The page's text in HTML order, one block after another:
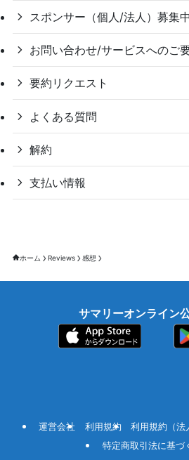
スポンサー（個人/法人）募集中
お問い合わせ/サービスへのご
要約リクエスト
よくある質問
解約
支払い情報
ホーム Reviews 感想
サマリーオンライン
運営会社 利用規約 利用規約（法
特定商取引法に基づ